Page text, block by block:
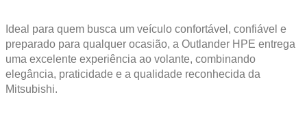
Ideal para quem busca um veículo confortável, confiável e
preparado para qualquer ocasião, a Outlander HPE entrega
uma excelente experiência ao volante, combinando
elegância, praticidade e a qualidade reconhecida da
Mitsubishi.